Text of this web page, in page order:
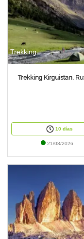
Trekking
Trekking Kirguistan.
10 días
21/08/2026